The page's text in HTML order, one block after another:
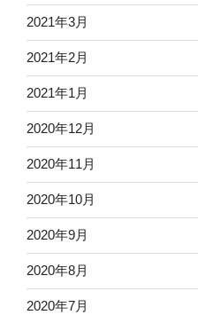
2021年3月
2021年2月
2021年1月
2020年12月
2020年11月
2020年10月
2020年9月
2020年8月
2020年7月